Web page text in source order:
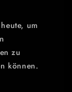
um
zu
können.